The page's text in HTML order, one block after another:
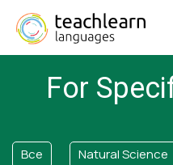
For
Все Natural Science